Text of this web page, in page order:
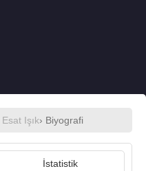
Işık› Biyografi
İstatistik